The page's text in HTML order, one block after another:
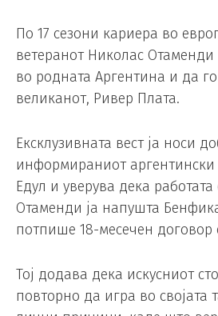
По 17 сезони кариера во
ветеранот Николас
во родната Аргентина и да
великанот, Ривер Плата.
Ексклузивната вест ја носи
информираниот аргентински
Едул и уверува дека
Отаменди ја напушта
потпише 18-месечен договор
Тој додава дека искусниот
повторно да игра во својата